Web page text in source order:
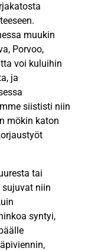
muukin
Porvoo,
voi kuluihin
ja
siististi niin
mökin katon
tai
niin
syntyi,